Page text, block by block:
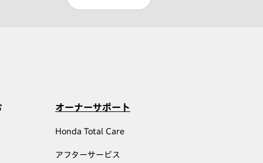
オーナーサポート
Honda Total Care
アフターサービス